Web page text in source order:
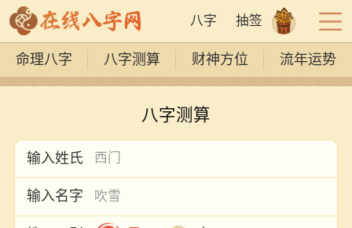
八字 抽签
命理八字 八字测算 财神方位 流年运势
八字测算
输入姓氏
输入名字